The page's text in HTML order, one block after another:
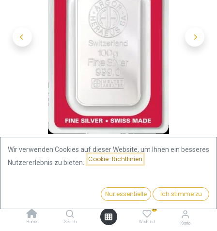
Preis:
276,58€ Kaufen
Home Search
0
Wishlist Konto
100 Gramm Silberbarren | Argor Heraeus
100 Gramm Silberbarren | Argor
Wir verwenden Cookies auf dieser Website, um Ihnen ein besseres
Nutzererlebnis zu bieten.
Cookie-Richtlinien
Nur essentielle Ich stimme zu